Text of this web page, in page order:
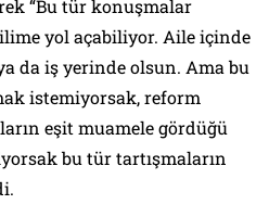
“Bu tür konuşmalar
yol açabiliyor. Aile içinde
da iş yerinde olsun. Ama bu
istemiyorsak, reform
eşit muamele gördüğü
bu tür tartışmaların